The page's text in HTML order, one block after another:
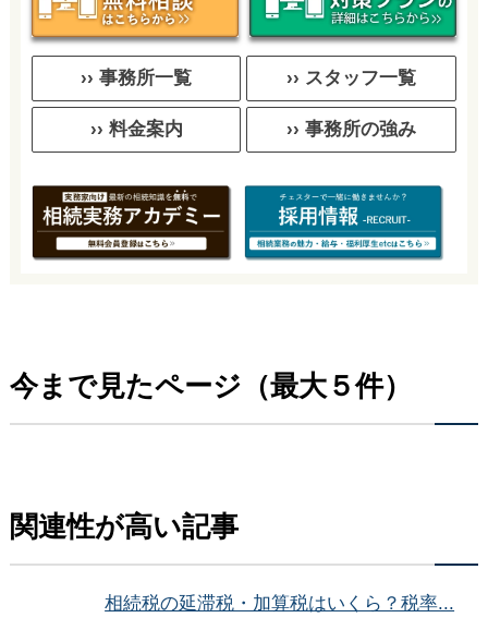
›› 事務所一覧 ›› スタッフ一覧
›› 料金案内 ›› 事務所の強み
今まで見たページ（最大５件）
関連性が高い記事
相続税の延滞税・加算税はいくら？税率...